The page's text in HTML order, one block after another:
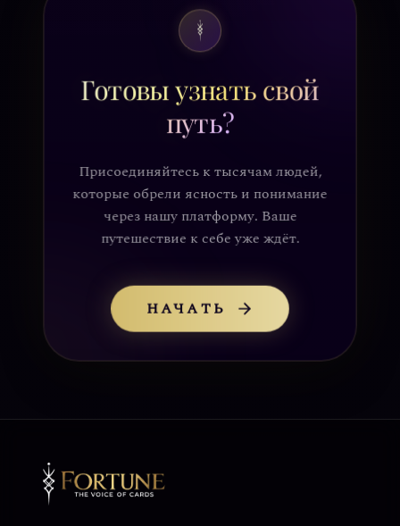
Готовы узнать свой
путь?
Присоединяйтесь к тысячам людей,
которые обрели ясность и понимание
через нашу платформу. Ваше
путешествие к себе уже ждёт.
НАЧАТЬ